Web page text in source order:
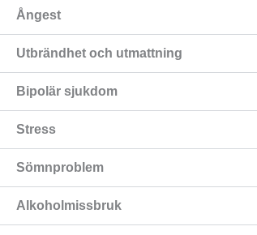
Ångest
Utbrändhet och utmattning
Bipolär sjukdom
Stress
Sömnproblem
Alkoholmissbruk